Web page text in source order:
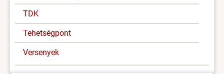
TDK
Tehetségpont
Versenyek